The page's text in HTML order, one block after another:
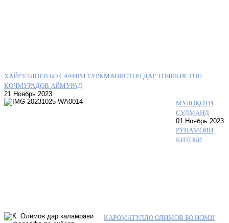
ХАЙРУЛЛОЕВ БО САФИРИ ТУРКМАНИСТОН ДАР ТОҶИКИСТОН
КОЧМУРАДОВ АЙМУРАД
21 Ноябрь 2023
МУЛОҚОТИ
СУДМАНД
01 Ноябрь 2023
РӮНАМОИИ
КИТОБИ
КАРОМАТУЛЛО ОЛИМОВ БО НОМИ